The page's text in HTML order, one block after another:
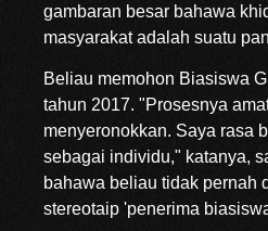
gambaran besar bahawa
masyarakat adalah suatu
Beliau memohon Biasiswa
tahun 2017. "Prosesnya
menyeronokkan. Saya rasa
sebagai individu," katanya,
bahawa beliau tidak pernah
stereotaip 'penerima